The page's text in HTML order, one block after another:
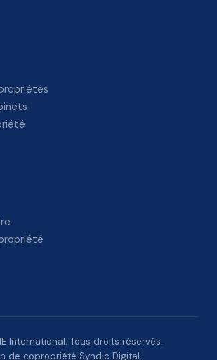
International. Tous droits réservés.
de copropriété Syndic Digital.